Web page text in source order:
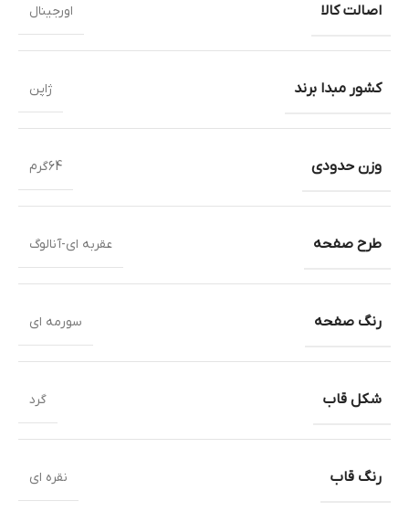
اصالت کالا اورجینال
کشور مبدا برند ژاپن
وزن حدودی 64گرم
طرح صفحه عقربه ای-آنالوگ
رنگ صفحه سورمه ای
شکل قاب گرد
رنگ قاب نقره ای